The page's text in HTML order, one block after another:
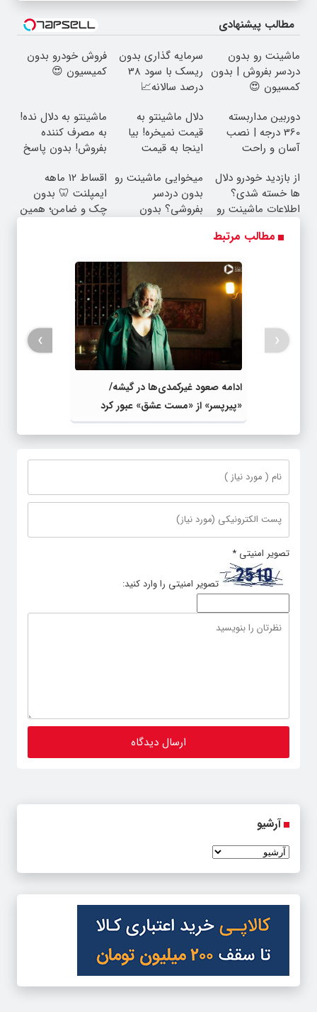
مطالب پیشنهادی
ماشینت رو بدون
دردسر بفروش | بدون
کمسیون 😍
سرمایه گذاری بدون
ریسک با سود 38
درصد سالانه📈
فروش خودرو بدون
کمیسیون 😍
دوربین مداربسته
360 درجه | نصب
آسان و راحت
دلال ماشینتو به
قیمت نمیخره! بیا
اینجا به قیمت
واقعی*
ماشینتو به دلال نده!
به مصرف کننده
بفروش! بدون پاسخ
از بازدید خودرو دلال
ها خسته شدی؟
اطلاعات ماشینت رو
میخوایی ماشینت رو
بدون دردسر
بفروشی؟ بدون
اقساط ۱۲ ماهه
ایمپلنت 🦷 بدون
چک و ضامن؛ همین
مطالب مرتبط
ادامه صعود غیرکمد‌ی‌ها در گیشه/
«پیرپسر» از «مست عشق» عبور کرد
‹
›
تصویر امنیتی *
تصویر امنیتی را وارد کنید:
آرشیو